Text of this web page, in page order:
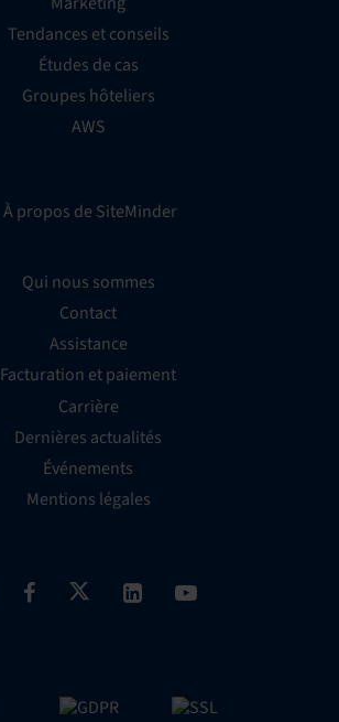
Tendances et conseils
Études de cas
Groupes hôteliers
AWS
À propos de SiteMinder
Qui nous sommes
Contact
Assistance
Facturation et paiement
Carrière
Dernières actualités
Événements
Mentions légales